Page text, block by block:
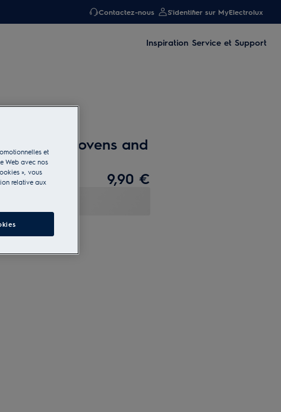
Contactez-nous S'identifier sur MyElectrolux
Inspiration Service et Support
for Steam ovens and
9,90 €
et
Web avec nos
», vous
relative aux